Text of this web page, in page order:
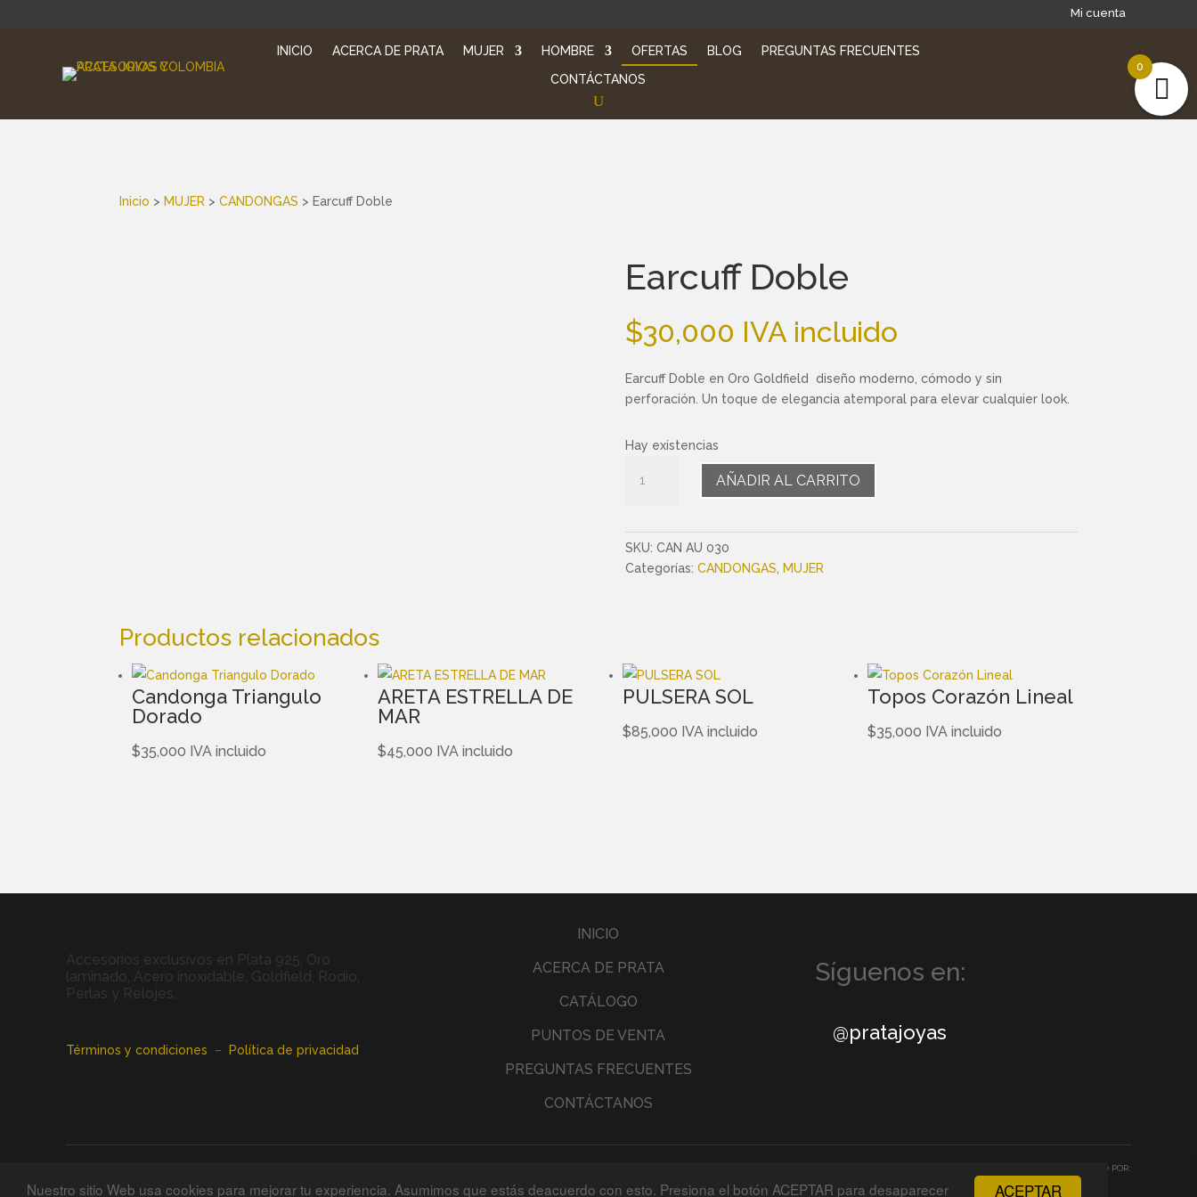
ACEPTAR
Nuestro sitio Web usa cookies para mejorar tu experiencia. Asumimos que estás deacuerdo con esto. Presiona el botón ACEPTAR para desaparecer
Mi cuenta
INICIO ACERCA DE PRATA MUJER HOMBRE OFERTAS BLOG
PREGUNTAS FRECUENTES
CONTÁCTANOS
Inicio > MUJER >CANDONGAS > Earcuff Doble
Earcuff Doble
$30,000 IVA incluido
Earcuff Doble en Oro Goldfield diseño moderno, cómodo y sin
perforación. Un toque de elegancia atemporal para elevar cualquier look.
Hay existencias
Doble
AÑADIR AL CARRITO
SKU: CAN AU 030
Categorías: CANDONGAS MUJER
Productos relacionados
Candonga Triangulo
Dorado
$35,000 IVA incluido
ARETA ESTRELLA DE
MAR
$45,000 IVA incluido
PULSERA SOL
$85,000 IVA incluido
Topos Corazón Lineal
$35,000 IVA incluido
Accesorios exclusivos en Plata 925, Oro
laminado, Acero inoxidable, Goldfield, Rodio,
Perlas y Relojes.
Términos y condiciones – Política de privacidad
INICIO
ACERCA DE PRATA
CATÁLOGO
PUNTOS DE VENTA
PREGUNTAS FRECUENTES
CONTÁCTANOS
Síguenos en:
@pratajoyas
DESARROLLADO POR:
0